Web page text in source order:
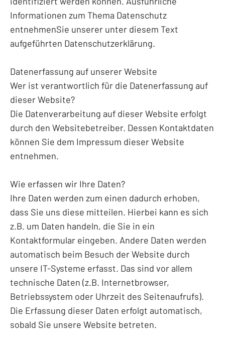
Informationen zum Thema Datenschutz
entnehmenSie unserer unter diesem Text
aufgeführten Datenschutzerklärung.
Datenerfassung auf unserer Website
Wer ist verantwortlich für die Datenerfassung auf
dieser Website?
Die Datenverarbeitung auf dieser Website erfolgt
durch den Websitebetreiber. Dessen Kontaktdaten
können Sie dem Impressum dieser Website
entnehmen.
Wie erfassen wir Ihre Daten?
Ihre Daten werden zum einen dadurch erhoben,
dass Sie uns diese mitteilen. Hierbei kann es sich
z.B. um Daten handeln, die Sie in ein
Kontaktformular eingeben. Andere Daten werden
automatisch beim Besuch der Website durch
unsere IT-Systeme erfasst. Das sind vor allem
technische Daten (z.B. Internetbrowser,
Betriebssystem oder Uhrzeit des Seitenaufrufs).
Die Erfassung dieser Daten erfolgt automatisch,
sobald Sie unsere Website betreten.